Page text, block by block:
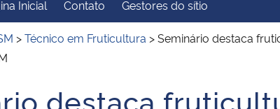
Ministério do Turismo
Ministério do
Desenvolvimento
Gabinete de Segurança
Advocacia-Geral da União
do Sítio
Inicial Contato Gestores do sítio
>Técnico em Fruticultura >Seminário destaca
destaca